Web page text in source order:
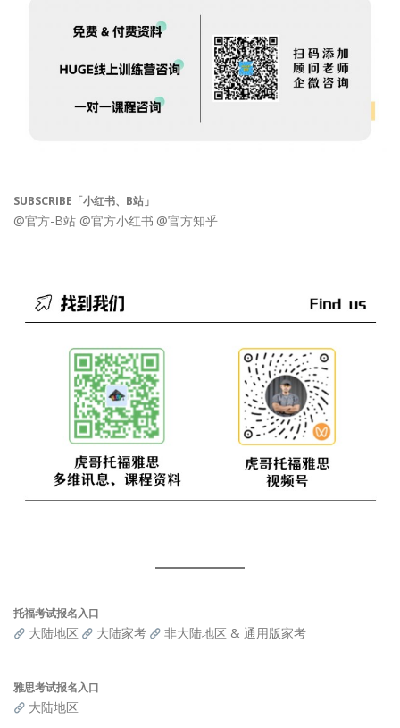
SUBSCRIBE「小红书、B站」
@官方-B站 @官方小红书 @官方知乎
托福考试报名入口
大陆地区 大陆家考 非大陆地区 & 通用版家考
雅思考试报名入口
大陆地区